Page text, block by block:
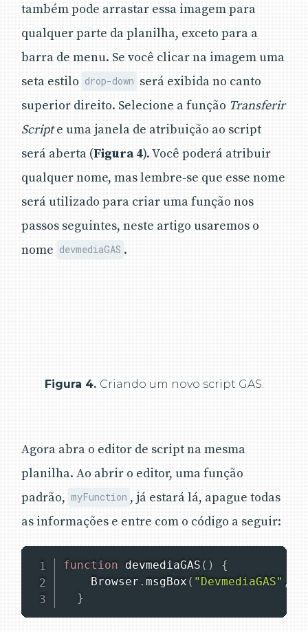
também pode arrastar essa imagem para
qualquer parte da planilha, exceto para a
barra de menu. Se você clicar na imagem uma
seta estilo drop-down será exibida no canto
superior direito. Selecione a função Transferir
Scripte uma janela de atribuição ao script
será aberta (Figura 4). Você poderá atribuir
qualquer nome, mas lembre-se que esse nome
será utilizado para criar uma função nos
passos seguintes, neste artigo usaremos o
nome devmediaGAS .
Figura 4. Criando um novo script GAS.
Agora abra o editor de script na mesma
planilha. Ao abrir o editor, uma função
padrão, myFunction , já estará lá, apague todas
as informações e entre com o código a seguir:
function devmediaGAS ( )
{
Browser . msgBox ( "DevmediaGAS" ,
}